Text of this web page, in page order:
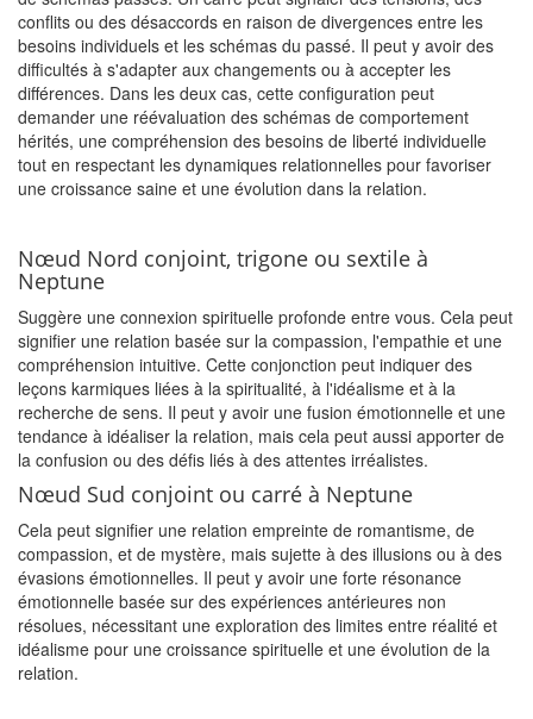
conflits ou des désaccords en raison de divergences entre les
besoins individuels et les schémas du passé. Il peut y avoir des
difficultés à s'adapter aux changements ou à accepter les
différences. Dans les deux cas, cette configuration peut
demander une réévaluation des schémas de comportement
hérités, une compréhension des besoins de liberté individuelle
tout en respectant les dynamiques relationnelles pour favoriser
une croissance saine et une évolution dans la relation.
Nœud Nord conjoint, trigone ou sextile à
Neptune
Suggère une connexion spirituelle profonde entre vous. Cela peut
signifier une relation basée sur la compassion, l'empathie et une
compréhension intuitive. Cette conjonction peut indiquer des
leçons karmiques liées à la spiritualité, à l'idéalisme et à la
recherche de sens. Il peut y avoir une fusion émotionnelle et une
tendance à idéaliser la relation, mais cela peut aussi apporter de
la confusion ou des défis liés à des attentes irréalistes.
Nœud Sud conjoint ou carré à Neptune
Cela peut signifier une relation empreinte de romantisme, de
compassion, et de mystère, mais sujette à des illusions ou à des
évasions émotionnelles. Il peut y avoir une forte résonance
émotionnelle basée sur des expériences antérieures non
résolues, nécessitant une exploration des limites entre réalité et
idéalisme pour une croissance spirituelle et une évolution de la
relation.